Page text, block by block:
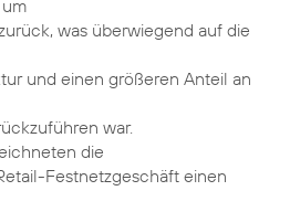
was überwiegend auf die
und einen größeren Anteil an
war.
die
Festnetzgeschäft einen